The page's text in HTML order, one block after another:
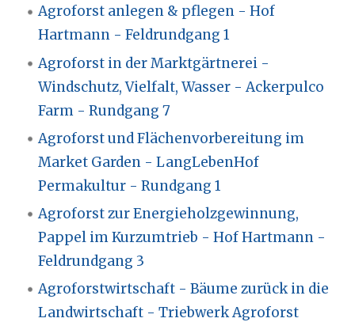
Agroforst anlegen & pflegen - Hof
Hartmann - Feldrundgang 1
Agroforst in der Marktgärtnerei -
Windschutz, Vielfalt, Wasser - Ackerpulco
Farm - Rundgang 7
Agroforst und Flächenvorbereitung im
Market Garden - LangLebenHof
Permakultur - Rundgang 1
Agroforst zur Energieholzgewinnung,
Pappel im Kurzumtrieb - Hof Hartmann -
Feldrundgang 3
Agroforstwirtschaft - Bäume zurück in die
Landwirtschaft - Triebwerk Agroforst